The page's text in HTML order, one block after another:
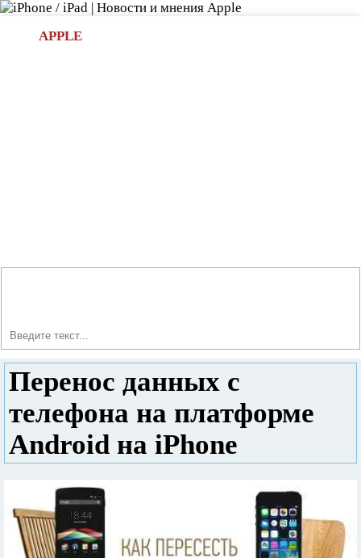
APPLE
Перенос данных с
телефона на платформе
Android на iPhone